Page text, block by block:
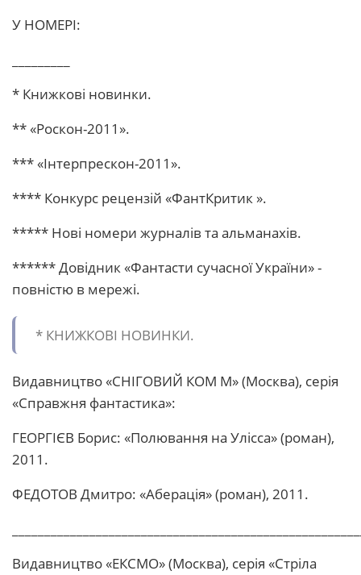
У HОМЕРІ:
* Книжкові новинки.
** «Роскон-2011».
*** «Інтерпрескон-2011».
**** Конкурс рецензій «ФантКритик ».
***** Нові номери журналів та альманахів.
****** Довідник «Фантасти сучасної України» -
повністю в мережі.
* КHИЖКОВІ HОВИHКИ.
Видавництво «СНІГОВИЙ КОМ М» (Москва), серія
«Справжня фантастика»:
ГЕОРГІЄВ Борис: «Полювання на Улісса» (роман),
2011.
ФЕДОТОВ Дмитро: «Аберація» (роман), 2011.
Видавництво «ЕКСМО» (Москва), серія «Стріла